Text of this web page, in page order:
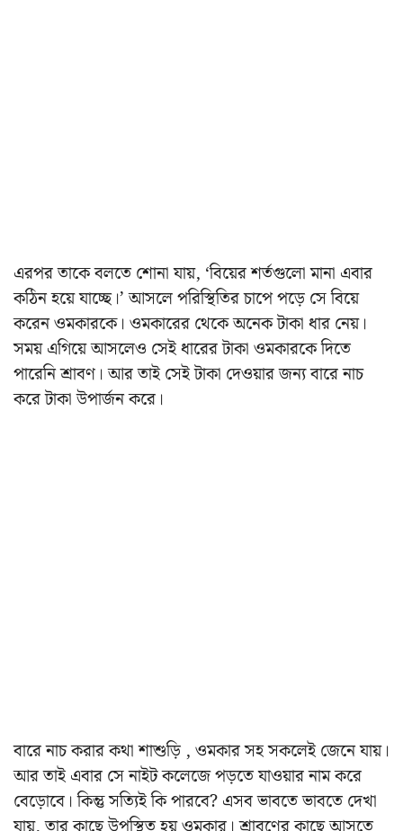
এরপর তাকে বলতে শোনা যায়, ‘বিয়ের শর্তগুলো মানা এবার
কঠিন হয়ে যাচ্ছে।’ আসলে পরিস্থিতির চাপে পড়ে সে বিয়ে
করেন ওমকারকে। ওমকারের থেকে অনেক টাকা ধার নেয়।
সময় এগিয়ে আসলেও সেই ধারের টাকা ওমকারকে দিতে
পারেনি শ্রাবণ। আর তাই সেই টাকা দেওয়ার জন্য বারে নাচ
করে টাকা উপার্জন করে।
বারে নাচ করার কথা শাশুড়ি , ওমকার সহ সকলেই জেনে যায়।
আর তাই এবার সে নাইট কলেজে পড়তে যাওয়ার নাম করে
বেড়োবে। কিন্তু সত্যিই কি পারবে? এসব ভাবতে ভাবতে দেখা